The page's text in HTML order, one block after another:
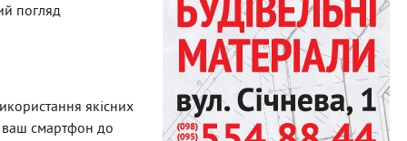
погляд
якісних
ваш смартфон до